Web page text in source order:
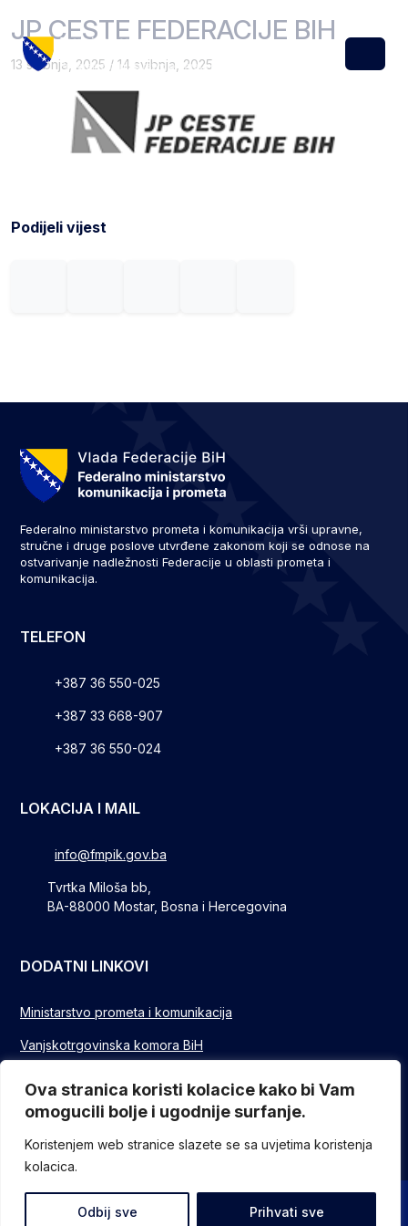
Ova stranica koristi kolacice kako bi Vam
omogucili bolje i ugodnije surfanje.
Koristenjem web stranice slazete se sa uvjetima koristenja
kolacica.
Odbij sve Prihvati sve
Menu
JP CESTE FEDERACIJE BIH
13 svibnja, 2025 / 14 svibnja, 2025
Podijeli vijest
Federalno ministarstvo prometa i komunikacija vrši upravne,
stručne i druge poslove utvrđene zakonom koji se odnose na
ostvarivanje nadležnosti Federacije u oblasti prometa i
komunikacija.
TELEFON
+387 36 550-025
+387 33 668-907
+387 36 550-024
LOKACIJA I MAIL
info@fmpik.gov.ba
Tvrtka Miloša bb,
BA-88000 Mostar, Bosna i Hercegovina
DODATNI LINKOVI
Ministarstvo prometa i komunikacija
Vanjskotrgovinska komora BiH
FUZIP Sarajevo
© Sva prava pridržana - Federalno ministarstvo komunikacija i